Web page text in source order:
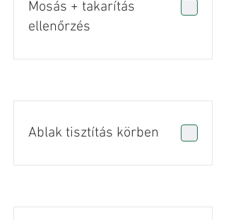
Mosás + takarítás
ellenőrzés
Ablak tisztítás körben